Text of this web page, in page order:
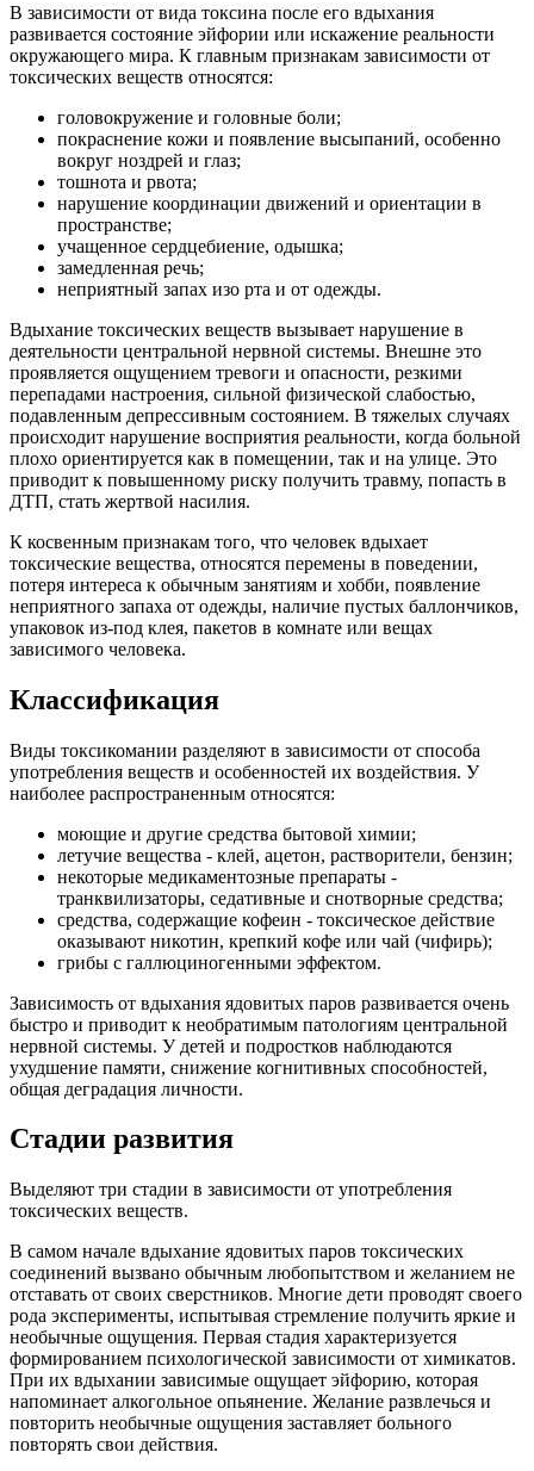
В зависимости от вида токсина после его вдыхания
развивается состояние эйфории или искажение реальности
окружающего мира. К главным признакам зависимости от
токсических веществ относятся:
головокружение и головные боли;
покраснение кожи и появление высыпаний, особенно
вокруг ноздрей и глаз;
тошнота и рвота;
нарушение координации движений и ориентации в
пространстве;
учащенное сердцебиение, одышка;
замедленная речь;
неприятный запах изо рта и от одежды.
Вдыхание токсических веществ вызывает нарушение в
деятельности центральной нервной системы. Внешне это
проявляется ощущением тревоги и опасности, резкими
перепадами настроения, сильной физической слабостью,
подавленным депрессивным состоянием. В тяжелых случаях
происходит нарушение восприятия реальности, когда больной
плохо ориентируется как в помещении, так и на улице. Это
приводит к повышенному риску получить травму, попасть в
ДТП, стать жертвой насилия.
К косвенным признакам того, что человек вдыхает
токсические вещества, относятся перемены в поведении,
потеря интереса к обычным занятиям и хобби, появление
неприятного запаха от одежды, наличие пустых баллончиков,
упаковок из-под клея, пакетов в комнате или вещах
зависимого человека.
Классификация
Виды токсикомании разделяют в зависимости от способа
употребления веществ и особенностей их воздействия. У
наиболее распространенным относятся:
моющие и другие средства бытовой химии;
летучие вещества - клей, ацетон, растворители, бензин;
некоторые медикаментозные препараты -
транквилизаторы, седативные и снотворные средства;
средства, содержащие кофеин - токсическое действие
оказывают никотин, крепкий кофе или чай (чифирь);
грибы с галлюциногенными эффектом.
Зависимость от вдыхания ядовитых паров развивается очень
быстро и приводит к необратимым патологиям центральной
нервной системы. У детей и подростков наблюдаются
ухудшение памяти, снижение когнитивных способностей,
общая деградация личности.
Стадии развития
Выделяют три стадии в зависимости от употребления
токсических веществ.
В самом начале вдыхание ядовитых паров токсических
соединений вызвано обычным любопытством и желанием не
отставать от своих сверстников. Многие дети проводят своего
рода эксперименты, испытывая стремление получить яркие и
необычные ощущения. Первая стадия характеризуется
формированием психологической зависимости от химикатов.
При их вдыхании зависимые ощущает эйфорию, которая
напоминает алкогольное опьянение. Желание развлечься и
повторить необычные ощущения заставляет больного
повторять свои действия.